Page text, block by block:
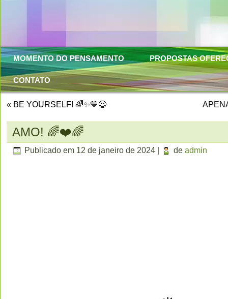
MOMENTO DO PENSAMENTO PROPOSTAS
CONTATO
« BE YOURSELF! 🌈✨💛😃
AMO! 🌈❤️🌈
Publicado em 12 de janeiro de 2024 de admin